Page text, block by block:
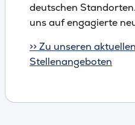
deutschen
uns auf engagierte
>> Zu unseren aktuellen
Stellenangeboten